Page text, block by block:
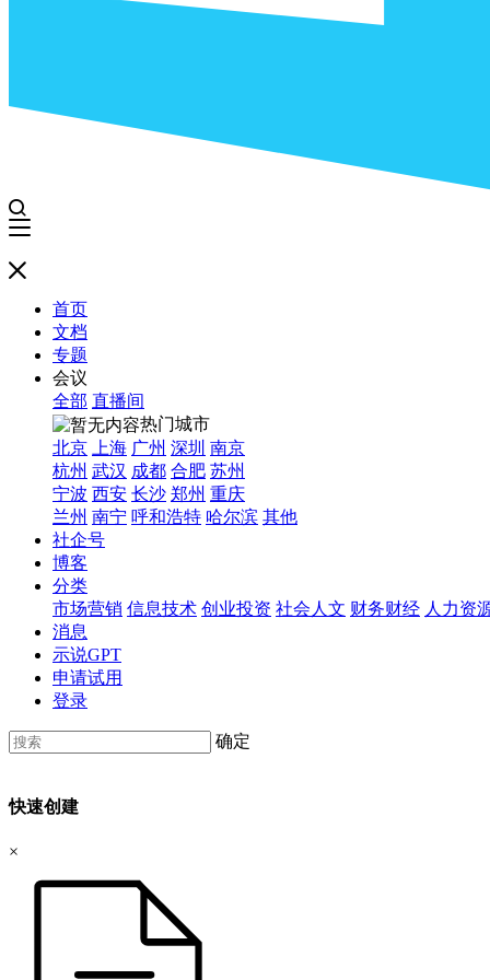
首页
文档
专题
会议
全部 直播间
热门城市
北京
上海 广州 深圳 南京
杭州 武汉 成都 合肥 苏州
宁波 西安 长沙 郑州 重庆
兰州 南宁 呼和浩特 哈尔滨 其他
社企号
博客
分类
市场营销 信息技术 创业投资 社会人文 财务财经 人力资
消息
示说GPT
申请试用
登录
确定
快速创建
×